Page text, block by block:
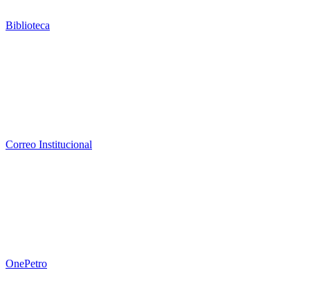
Biblioteca
Correo Institucional
OnePetro